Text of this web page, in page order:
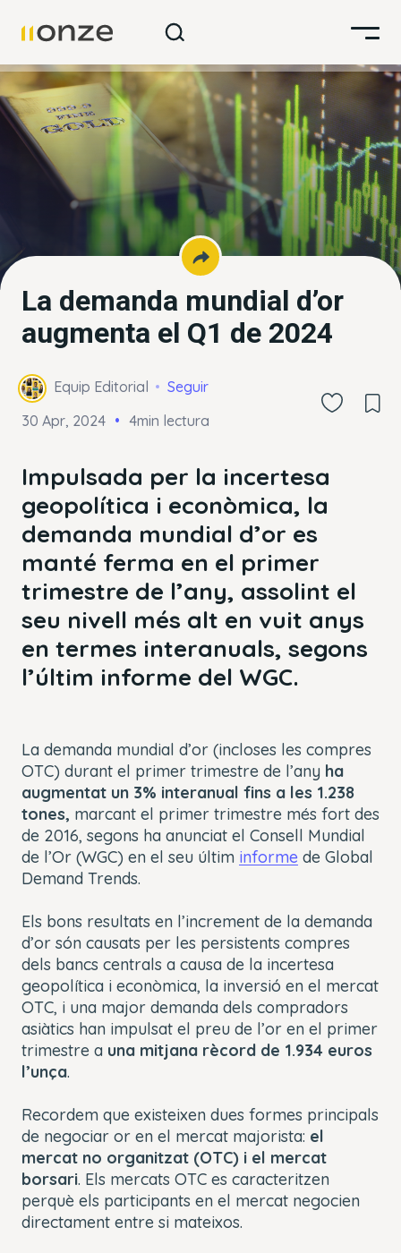
La demanda mundial d’or
augmenta el Q1 de 2024
Equip Editorial
Seguir
30 Apr, 2024
4min lectura
Impulsada per la incertesa
geopolítica i econòmica, la
demanda mundial d’or es
manté ferma en el primer
trimestre de l’any, assolint el
seu nivell més alt en vuit anys
en termes interanuals, segons
l’últim informe del WGC.
La demanda mundial d’or (incloses les compres
OTC) durant el primer trimestre de l’any ha
augmentat un 3% interanual fins a les 1.238
tones, marcant el primer trimestre més fort des
de 2016, segons ha anunciat el Consell Mundial
de l’Or (WGC) en el seu últim informe de Global
Demand Trends.
Els bons resultats en l’increment de la demanda
d’or són causats per les persistents compres
dels bancs centrals a causa de la incertesa
geopolítica i econòmica, la inversió en el mercat
OTC, i una major demanda dels compradors
asiàtics han impulsat el preu de l’or en el primer
trimestre a una mitjana rècord de 1.934 euros
l’unça.
Recordem que existeixen dues formes principals
de negociar or en el mercat majorista: el
mercat no organitzat (OTC) i el mercat
borsari. Els mercats OTC es caracteritzen
perquè els participants en el mercat negocien
directament entre si mateixos.